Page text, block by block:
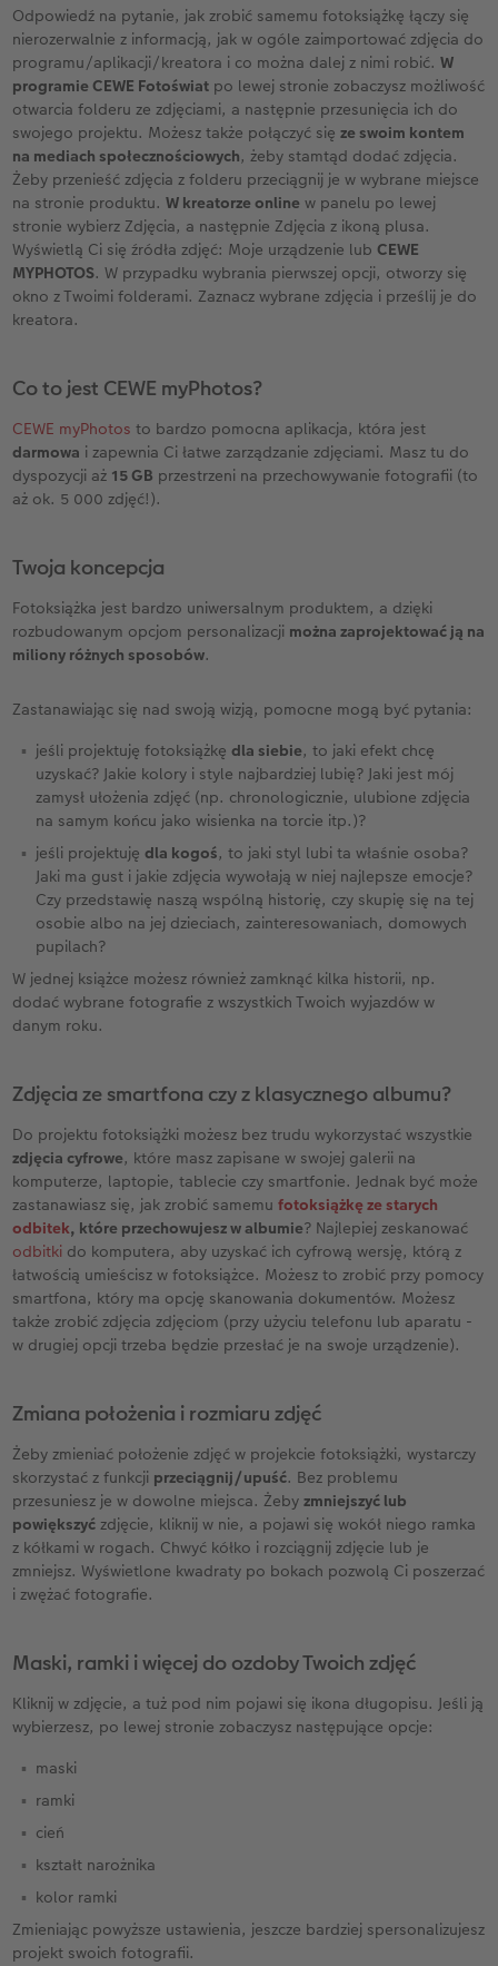
Odpowiedź na pytanie, jak zrobić samemu fotoksiążkę łączy się
nierozerwalnie z informacją, jak w ogóle zaimportować zdjęcia do
programu/aplikacji/kreatora i co można dalej z nimi robić.W
programie CEWE Fotoświat po lewej stronie zobaczysz możliwość
otwarcia folderu ze zdjęciami, a następnie przesunięcia ich do
swojego projektu. Możesz także połączyć sięze swoim kontem
na mediach społecznościowych, żeby stamtąd dodać zdjęcia.
Żeby przenieść zdjęcia z folderu przeciągnij je w wybrane miejsce
na stronie produktu.W kreatorze online w panelu po lewej
stronie wybierz Zdjęcia, a następnie Zdjęcia z ikoną plusa.
Wyświetlą Ci się źródła zdjęć: Moje urządzenie lub CEWE
MYPHOTOS. W przypadku wybrania pierwszej opcji, otworzy się
okno z Twoimi folderami. Zaznacz wybrane zdjęcia i prześlij je do
kreatora.
Co to jest CEWE myPhotos?
CEWE myPhotos to bardzo pomocna aplikacja, która jest
darmowa i zapewnia Ci łatwe zarządzanie zdjęciami. Masz tu do
dyspozycji aż 15 GB przestrzeni na przechowywanie fotografii (to
aż ok. 5 000 zdjęć!).
Twoja koncepcja
Fotoksiążka jest bardzo uniwersalnym produktem, a dzięki
rozbudowanym opcjom personalizacji można zaprojektować ją na
miliony różnych sposobów.
Zastanawiając się nad swoją wizją, pomocne mogą być pytania:
jeśli projektuję fotoksiążkędla siebie, to jaki efekt chcę
uzyskać? Jakie kolory i style najbardziej lubię? Jaki jest mój
zamysł ułożenia zdjęć (np. chronologicznie, ulubione zdjęcia
na samym końcu jako wisienka na torcie itp.)?
jeśli projektujędla kogoś, to jaki styl lubi ta właśnie osoba?
Jaki ma gust i jakie zdjęcia wywołają w niej najlepsze emocje?
Czy przedstawię naszą wspólną historię, czy skupię się na tej
osobie albo na jej dzieciach, zainteresowaniach, domowych
pupilach?
W jednej książce możesz również zamknąć kilka historii, np.
dodać wybrane fotografie z wszystkich Twoich wyjazdów w
danym roku.
Zdjęcia ze smartfona czy z klasycznego albumu?
Do projektu fotoksiążki możesz bez trudu wykorzystać wszystkie
zdjęcia cyfrowe, które masz zapisane w swojej galerii na
komputerze, laptopie, tablecie czy smartfonie. Jednak być może
zastanawiasz się, jak zrobić samemufotoksiążkę ze starych
odbitek, które przechowujesz w albumie? Najlepiej zeskanować
odbitki do komputera, aby uzyskać ich cyfrową wersję, którą z
łatwością umieścisz w fotoksiążce. Możesz to zrobić przy pomocy
smartfona, który ma opcję skanowania dokumentów. Możesz
także zrobić zdjęcia zdjęciom (przy użyciu telefonu lub aparatu -
w drugiej opcji trzeba będzie przesłać je na swoje urządzenie).
Zmiana położenia i rozmiaru zdjęć
Żeby zmieniać położenie zdjęć w projekcie fotoksiążki, wystarczy
skorzystać z funkcji przeciągnij/upuść. Bez problemu
przesuniesz je w dowolne miejsca. Żebyzmniejszyć lub
powiększyć zdjęcie, kliknij w nie, a pojawi się wokół niego ramka
z kółkami w rogach. Chwyć kółko i rozciągnij zdjęcie lub je
zmniejsz. Wyświetlone kwadraty po bokach pozwolą Ci poszerzać
i zwężać fotografie.
Maski, ramki i więcej do ozdoby Twoich zdjęć
Kliknij w zdjęcie, a tuż pod nim pojawi się ikona długopisu. Jeśli ją
wybierzesz, po lewej stronie zobaczysz następujące opcje:
maski
ramki
cień
kształt narożnika
kolor ramki
Zmieniając powyższe ustawienia, jeszcze bardziej spersonalizujesz
projekt swoich fotografii.